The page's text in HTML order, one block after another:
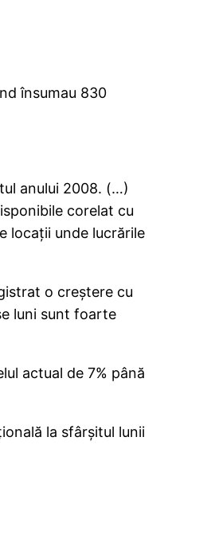
însumau 830
anului 2008. (…)
corelat cu
locaţii unde lucrările
o creştere cu
luni sunt foarte
actual de 7% până
la sfârşitul lunii